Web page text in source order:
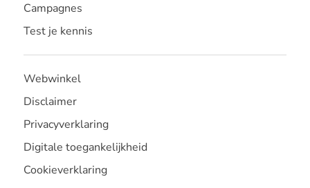
Campagnes
Test je kennis
Webwinkel
Disclaimer
Privacyverklaring
Digitale toegankelijkheid
Cookieverklaring